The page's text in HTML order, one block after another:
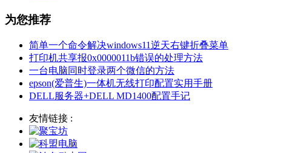
为您推荐
简单一个命令解决windows11逆天右键折叠菜单
打印机共享报0x0000011b错误的处理方法
一台电脑同时登录两个微信的方法
epson(爱普生)一体机无线打印配置实用手册
DELL服务器+DELL MD1400配置手记
友情链接 :